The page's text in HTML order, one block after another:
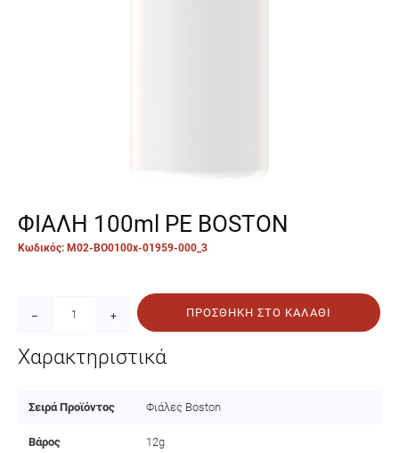
ΦΙΑΛΗ 100ml PE BOSTON
Κωδικός: M02-BO0100x-01959-000_3
– + ΠΡΟΣΘΉΚΗ ΣΤΟ ΚΑΛΆΘΙ
Χαρακτηριστικά
Σειρά Προϊόντος Φιάλες Boston
Βάρος 12g